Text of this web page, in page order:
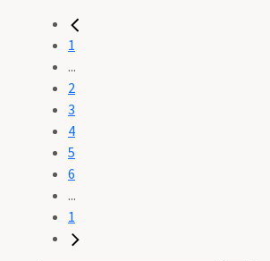
1
...
2
3
4
5
6
...
1